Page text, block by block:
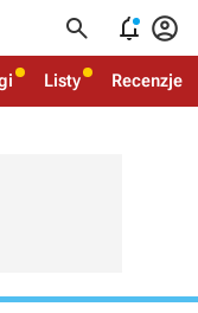
  
Listy Recenzje